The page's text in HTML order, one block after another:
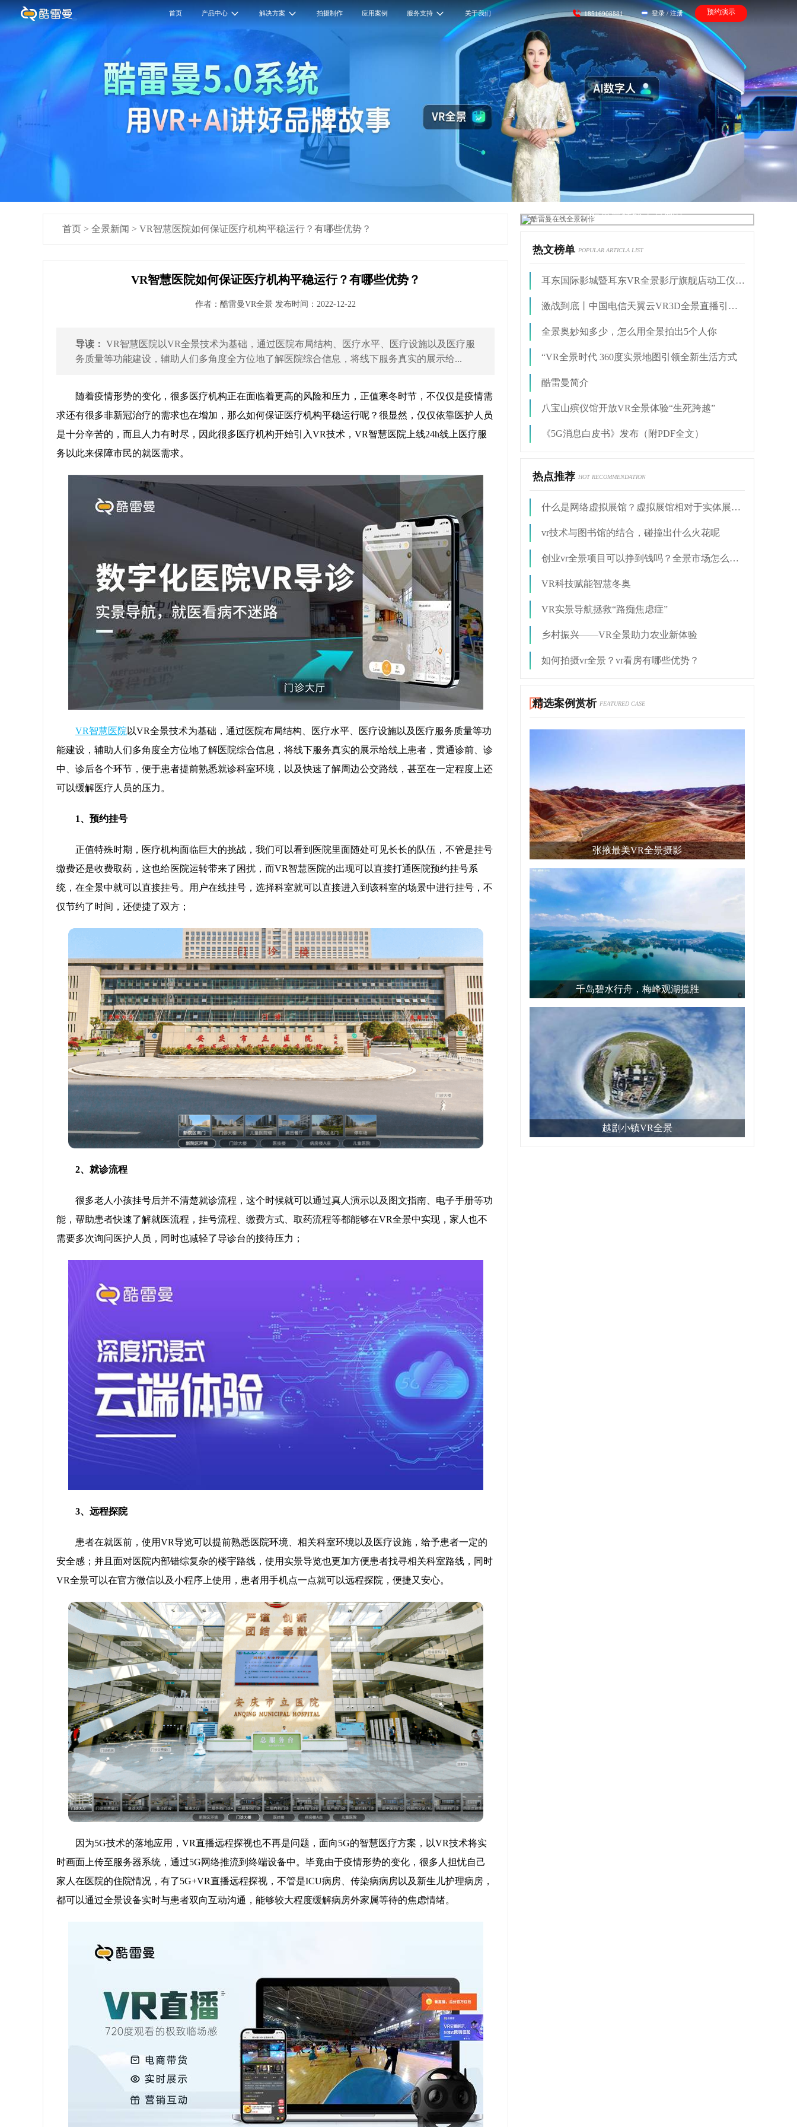
首页 产品中心 解决方案 拍摄制作 应用案例 服务支持 关于我们 18516908881 登录 / 注册 预约演示
首页 > 全景新闻 > VR智慧医院如何保证医疗机构平稳运行？有哪些优势？
VR智慧医院如何保证医疗机构平稳运行？有哪些优势？
作者：酷雷曼VR全景 发布时间：2022-12-22
导读： VR智慧医院以VR全景技术为基础，通过医院布局结构、医疗水平、医疗设施以及医疗服
务质量等功能建设，辅助人们多角度全方位地了解医院综合信息，将线下服务真实的展示给...
随着疫情形势的变化，很多医疗机构正在面临着更高的风险和压力，正值寒冬时节，不仅仅是疫情需
求还有很多非新冠治疗的需求也在增加，那么如何保证医疗机构平稳运行呢？很显然，仅仅依靠医护人员
是十分辛苦的，而且人力有时尽，因此很多医疗机构开始引入VR技术，VR智慧医院上线24h线上医疗服
务以此来保障市民的就医需求。
VR智慧医院 以VR全景技术为基础，通过医院布局结构、医疗水平、医疗设施以及医疗服务质量等功
能建设，辅助人们多角度全方位地了解医院综合信息，将线下服务真实的展示给线上患者，贯通诊前、诊
中、诊后各个环节，便于患者提前熟悉就诊科室环境，以及快速了解周边公交路线，甚至在一定程度上还
可以缓解医疗人员的压力。
1、预约挂号
正值特殊时期，医疗机构面临巨大的挑战，我们可以看到医院里面随处可见长长的队伍，不管是挂号
缴费还是收费取药，这也给医院运转带来了困扰，而VR智慧医院的出现可以直接打通医院预约挂号系
统，在全景中就可以直接挂号。用户在线挂号，选择科室就可以直接进入到该科室的场景中进行挂号，不
仅节约了时间，还便捷了双方；
2、就诊流程
很多老人小孩挂号后并不清楚就诊流程，这个时候就可以通过真人演示以及图文指南、电子手册等功
能，帮助患者快速了解就医流程，挂号流程、缴费方式、取药流程等都能够在VR全景中实现，家人也不
需要多次询问医护人员，同时也减轻了导诊台的接待压力；
3、远程探院
患者在就医前，使用VR导览可以提前熟悉医院环境、相关科室环境以及医疗设施，给予患者一定的
安全感；并且面对医院内部错综复杂的楼宇路线，使用实景导览也更加方便患者找寻相关科室路线，同时
VR全景可以在官方微信以及小程序上使用，患者用手机点一点就可以远程探院，便捷又安心。
因为5G技术的落地应用，VR直播远程探视也不再是问题，面向5G的智慧医疗方案，以VR技术将实
时画面上传至服务器系统，通过5G网络推流到终端设备中。毕竟由于疫情形势的变化，很多人担忧自己
家人在医院的住院情况，有了5G+VR直播远程探视，不管是ICU病房、传染病病房以及新生儿护理病房，
都可以通过全景设备实时与患者双向互动沟通，能够较大程度缓解病房外家属等待的焦虑情绪。
酷雷曼在线全景制作
热文榜单 POPULAR ARTICLA LIST
耳东国际影城暨耳东VR全景影厅旗舰店动工仪式盛大举行
激战到底丨中国电信天翼云VR3D全景直播引燃拳击热火
全景奥妙知多少，怎么用全景拍出5个人你
“VR全景时代 360度实景地图引领全新生活方式
酷雷曼简介
八宝山殡仪馆开放VR全景体验“生死跨越”
《5G消息白皮书》发布（附PDF全文）
热点推荐 HOT RECOMMENDATION
什么是网络虚拟展馆？虚拟展馆相对于实体展馆有什么优点？
vr技术与图书馆的结合，碰撞出什么火花呢
创业vr全景项目可以挣到钱吗？全景市场怎么操作
VR科技赋能智慧冬奥
VR实景导航拯救“路痴焦虑症”
乡村振兴——VR全景助力农业新体验
如何拍摄vr全景？vr看房有哪些优势？
精选案例赏析 FEATURED CASE
张掖最美VR全景摄影
千岛碧水行舟，梅峰观湖揽胜
越剧小镇VR全景